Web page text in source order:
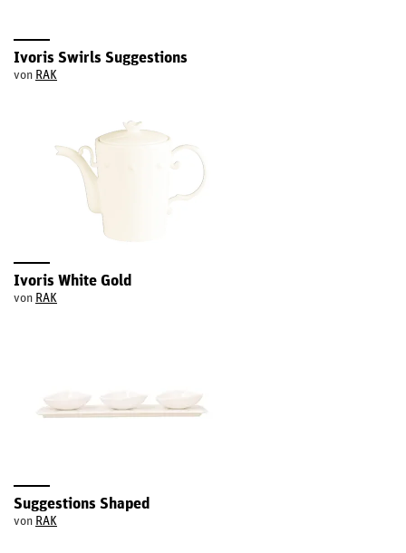
Ivoris Swirls Suggestions
von RAK
Ivoris White Gold
von RAK
Suggestions Shaped
von RAK